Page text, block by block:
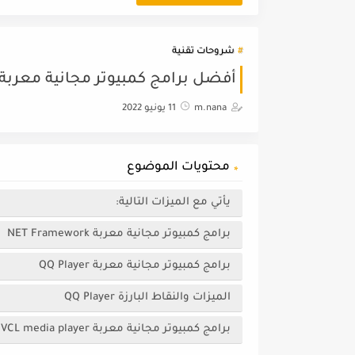
شروحات تقنية
أفضل برامج كمبيوتر مجانية
m.nana 11 يونيو 2022
محتويات الموضوع
يأتي مع الميزات التالية:
برامج كمبيوتر مجانية معربة NET Framework
برامج كمبيوتر مجانية معربة QQ Player
الميزات والنقاط البارزة QQ Player
برامج كمبيوتر مجانية معربة VCL media player